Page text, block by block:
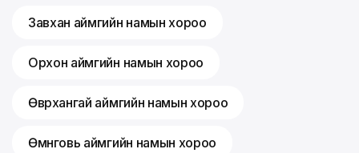
Завхан аймгийн намын хороо
Орхон аймгийн намын хороо
Өвөрхангай аймгийн намын хороо
Өмнөговь аймгийн намын хороо